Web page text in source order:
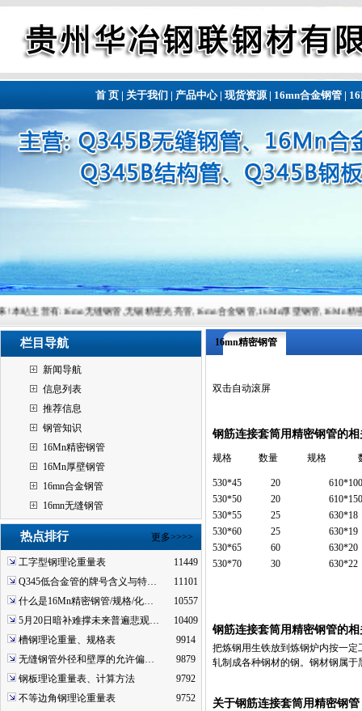
首 页| 关于我们 | 产品中心| 现货资源| 16mn合金钢管|
站主营有:16mn无缝钢管,无锡精密光亮管,16mn合金钢管,16Mn厚壁钢管,16Mn精
栏目导航
新闻导航
信息列表
推荐信息
钢管知识
16Mn精密钢管
16Mn厚壁钢管
16mn合金钢管
16mn无缝钢管
热点排行 更多>>>>
工字型钢理论重量表
11449
Q345低合金管的牌号含义与特…
11101
什么是16Mn精密钢管/规格/化…
10557
5月20日暗补难撑未来普遍悲观…
10409
槽钢理论重量、规格表
9914
无缝钢管外径和壁厚的允许偏…
9879
钢板理论重量表、计算方法
9792
不等边角钢理论重量表
9752
16mn精密钢管
双击自动滚屏
钢筋连接套筒用精密钢管的相
规格 数量 规格 数
530*45 20
610*100
530*50
20
610*150
530*55
25
630*18
530*60
25
630*19
530*65
60
630*20
530*70
30 630*22
钢筋连接套筒用精密钢管的相
把炼钢用生铁放到炼钢炉内按一
轧制成各种钢材的钢。钢材钢属
关于钢筋连接套筒用精密钢管